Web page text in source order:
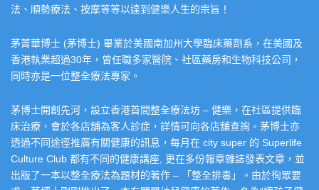
法、順勢療法、按摩等等以達到健樂人生的宗旨！
茅菁華博士 (茅博士) 畢業於美國南加州大學臨床藥劑系，在美國及
香港執業超過30年，曾任職多家醫院、社區藥房和生物科技公司，
同時亦是一位整全療法專家。
茅博士開創先河，設立香港首間整全療法坊 – 健樂，在社區提供臨
床治療，會於各店舖為客人診症，詳情可向各店舖查詢。茅博士亦
透過不同途徑推廣有關健康的訊息，每月在 city super 的 Superlife
Culture Club 都有不同的健康講座, 更在多份報章雜誌發表文章，並
出版了一本以整全療法為題材的著作 – 「整全排毒」。由於徇眾要